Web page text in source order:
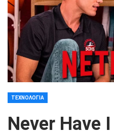
ΤΕΧΝΟΛΟΓΊΑ
Never Have